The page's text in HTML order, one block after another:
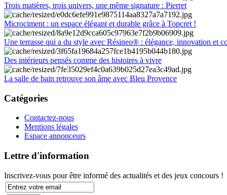
Trois matières, trois univers, une même signature : Pierret
Microciment : un espace élégant et durable grâce à Topcret !
Une terrasse qui a du style avec Résineo® : élégance, innovation et
Des intérieurs pensés comme des histoires à vivre
La salle de bain retrouve son âme avec Bleu Provence
Catégories
Contactez-nous
Mentions légales
Espace annonceurs
Lettre d'information
Inscrivez-vous pour être informé des actualités et des jeux concours !